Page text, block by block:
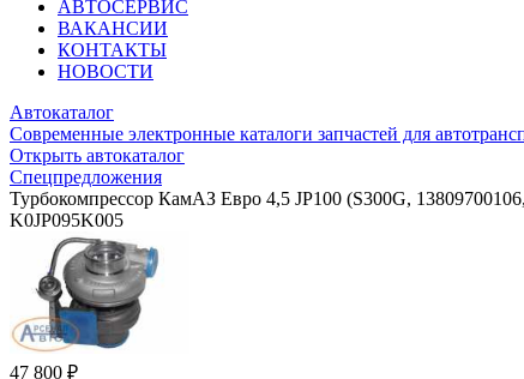
АВТОСЕРВИС
ВАКАНСИИ
КОНТАКТЫ
НОВОСТИ
Автокаталог
Современные электронные каталоги запчастей для
Открыть автокаталог
Спецпредложения
Турбокомпрессор КамАЗ Евро 4,5 JP100 (S300G,
K0JP095K005
47 800 ₽